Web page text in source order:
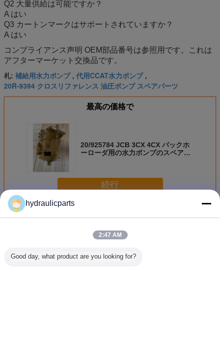
Q2 大量供給は可能ですか？
A はい
Q3 カートンマークはサポートされていますか？
A はい
コンプライアンス声明 OEM部品番号は参照用です。これは
アフターマーケット交換品です。
札: 補給用水力ポンプ, 代用CCAT水力ポンプ,
20R-9394 クロスリファレンス 油圧ポンプ スペアパーツ
最高の価格で
20/925784 JCB 3CX 4CX バックホ
ーローダ用の水力ポンプのスペアパ
続行
多く幼虫の油圧ポンプ
hydraulicparts
2:47 AM
Good day, what product are you looking for?